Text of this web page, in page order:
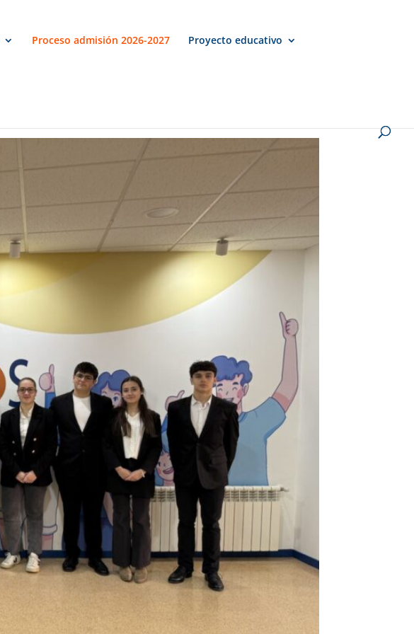
Proceso admisión 2026-2027 Proyecto educativo